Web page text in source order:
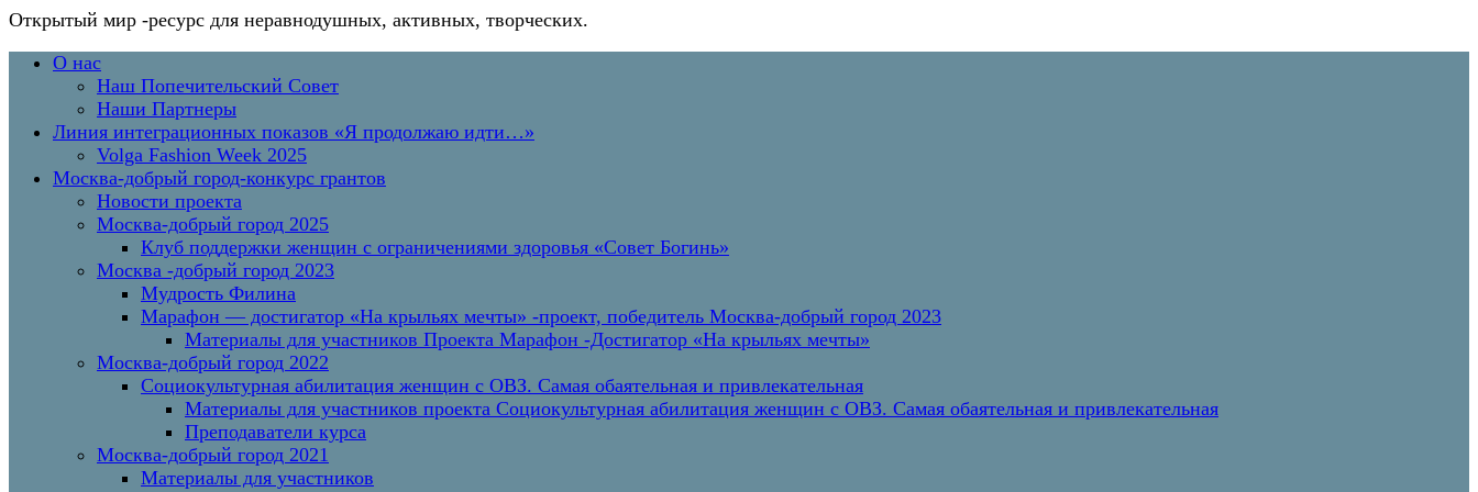
Открытый мир -ресурс для неравнодушных, активных, творческих.
Перейти
содержимому
Основное
О нас
Наш Попечительский Совет
Наши Партнеры
Линия интеграционных показов «Я продолжаю идти…»
Volga Fashion Week 2025
Москва-добрый город-конкурс грантов
Новости проекта
Москва-добрый город 2025
Клуб поддержки женщин с ограничениями здоровья «Совет Богинь»
Москва -добрый город 2023
Мудрость Филина
Марафон — достигатор «На крыльях мечты» -проект, победитель Москва-добрый город 2023
Материалы для участников Проекта Марафон -Достигатор «На крыльях мечты»
Москва-добрый город 2022
Социокультурная абилитация женщин с ОВЗ. Самая обаятельная и привлекательная
Материалы для участников проекта Социокультурная абилитация женщин с ОВЗ. Самая обаятельная и привлекательная
Преподаватели курса
Москва-добрый город 2021
Материалы для участников